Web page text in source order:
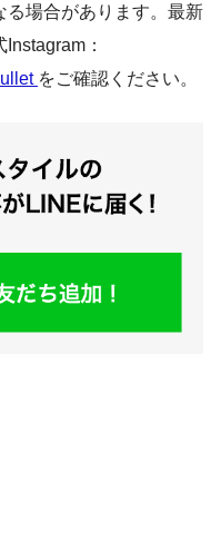
場合があります。最新
：
をご確認ください。